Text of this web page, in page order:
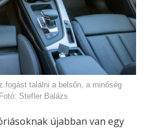
fogást találni a belsőn, a minőség
Stefler Balázs
újabban van egy